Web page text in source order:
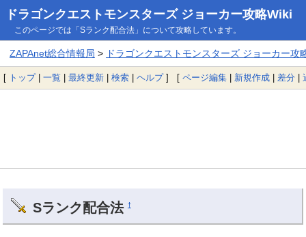
ドラゴンクエストモンスターズ ジョーカー攻略Wiki
このページでは「Sランク配合法」について攻略しています。
ZAPAnet総合情報局 > ドラゴンクエストモンスターズ ジョーカー攻
[ トップ| 一覧 | 最終更新 | 検索 | ヘルプ] [ ページ編集 | 新規作成 | 差分 |
Sランク配合法 †